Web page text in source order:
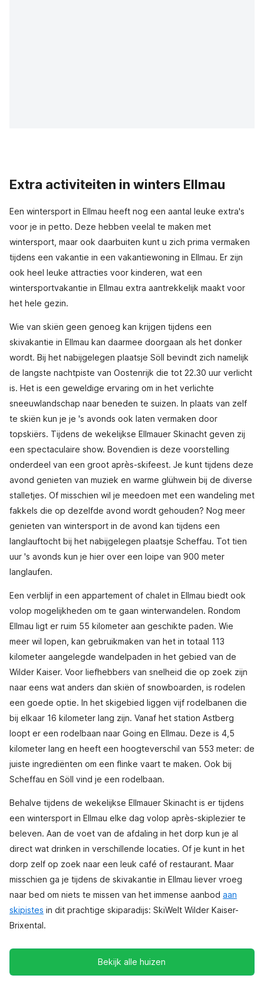
Extra activiteiten in winters Ellmau
Een wintersport in Ellmau heeft nog een aantal leuke extra's
voor je in petto. Deze hebben veelal te maken met
wintersport, maar ook daarbuiten kunt u zich prima vermaken
tijdens een vakantie in een vakantiewoning in Ellmau. Er zijn
ook heel leuke attracties voor kinderen, wat een
wintersportvakantie in Ellmau extra aantrekkelijk maakt voor
het hele gezin.
Wie van skiën geen genoeg kan krijgen tijdens een
skivakantie in Ellmau kan daarmee doorgaan als het donker
wordt. Bij het nabijgelegen plaatsje Söll bevindt zich namelijk
de langste nachtpiste van Oostenrijk die tot 22.30 uur verlicht
is. Het is een geweldige ervaring om in het verlichte
sneeuwlandschap naar beneden te suizen. In plaats van zelf
te skiën kun je je 's avonds ook laten vermaken door
topskiërs. Tijdens de wekelijkse Ellmauer Skinacht geven zij
een spectaculaire show. Bovendien is deze voorstelling
onderdeel van een groot après-skifeest. Je kunt tijdens deze
avond genieten van muziek en warme glühwein bij de diverse
stalletjes. Of misschien wil je meedoen met een wandeling met
fakkels die op dezelfde avond wordt gehouden? Nog meer
genieten van wintersport in de avond kan tijdens een
langlauftocht bij het nabijgelegen plaatsje Scheffau. Tot tien
uur 's avonds kun je hier over een loipe van 900 meter
langlaufen.
Een verblijf in een appartement of chalet in Ellmau biedt ook
volop mogelijkheden om te gaan winterwandelen. Rondom
Ellmau ligt er ruim 55 kilometer aan geschikte paden. Wie
meer wil lopen, kan gebruikmaken van het in totaal 113
kilometer aangelegde wandelpaden in het gebied van de
Wilder Kaiser. Voor liefhebbers van snelheid die op zoek zijn
naar eens wat anders dan skiën of snowboarden, is rodelen
een goede optie. In het skigebied liggen vijf rodelbanen die
bij elkaar 16 kilometer lang zijn. Vanaf het station Astberg
loopt er een rodelbaan naar Going en Ellmau. Deze is 4,5
kilometer lang en heeft een hoogteverschil van 553 meter: de
juiste ingrediënten om een flinke vaart te maken. Ook bij
Scheffau en Söll vind je een rodelbaan.
Behalve tijdens de wekelijkse Ellmauer Skinacht is er tijdens
een wintersport in Ellmau elke dag volop après-skiplezier te
beleven. Aan de voet van de afdaling in het dorp kun je al
direct wat drinken in verschillende locaties. Of je kunt in het
dorp zelf op zoek naar een leuk café of restaurant. Maar
misschien ga je tijdens de skivakantie in Ellmau liever vroeg
naar bed om niets te missen van het immense aanbod aan
skipistes in dit prachtige skiparadijs: SkiWelt Wilder Kaiser-
Brixental.
Bekijk alle huizen